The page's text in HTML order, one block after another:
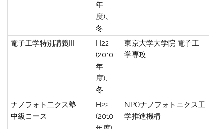
年
度)、
冬
電子工学特別講義III
H22
(2010
年
度)、
冬
東京大学大学院 電子工
学専攻
ナノフォト二クス塾
中級コース
H22
(2010
NPOナノフォトニクス工
学推進機構